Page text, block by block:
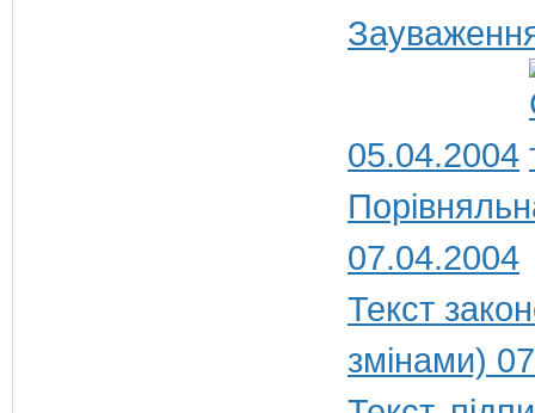
05.04.2004
07.04.2004
Текст
змінами)